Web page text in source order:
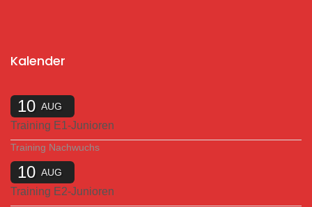
Kalender
10 AUG
Training E1-Junioren
Training Nachwuchs
10 AUG
Training E2-Junioren